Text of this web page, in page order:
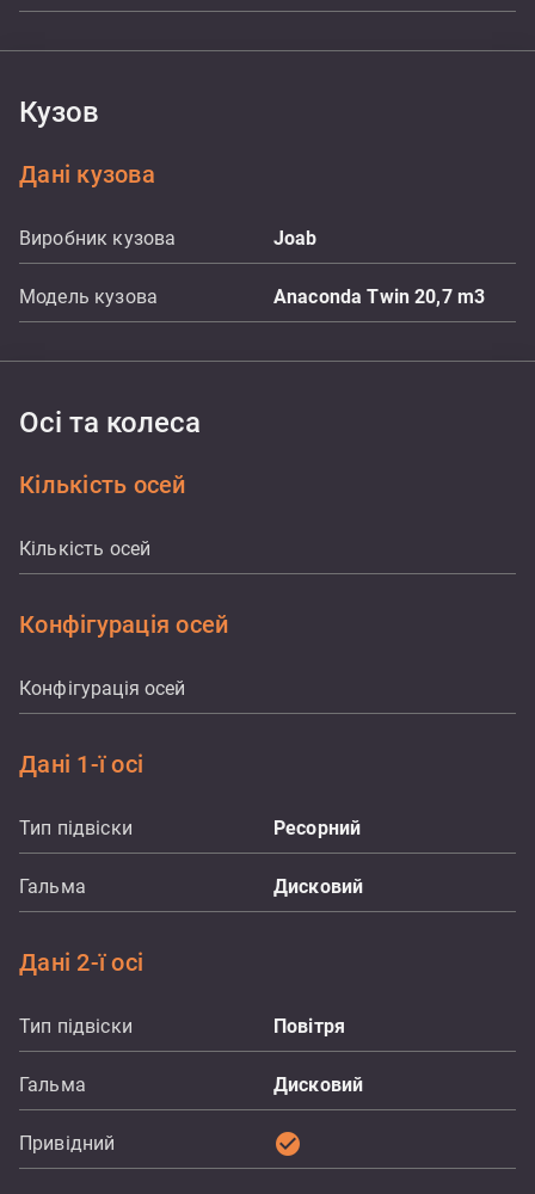
Кузов
Дані кузова
Виробник кузова Joab
Модель кузова Anaconda Twin 20,7 m3
Осі та колеса
Кількість осей
Кількість осей
Конфігурація осей
Конфігурація осей
Дані 1-ї осі
Тип підвіски Ресорний
Гальма Дисковий
Дані 2-ї осі
Тип підвіски Повітря
Гальма Дисковий
Привідний check_circle